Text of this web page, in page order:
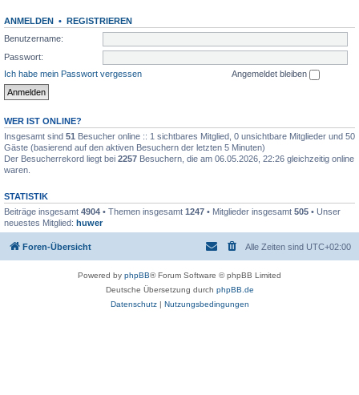
ANMELDEN • REGISTRIEREN
Benutzername:
Passwort:
Ich habe mein Passwort vergessen
Angemeldet bleiben
WER IST ONLINE?
Insgesamt sind 51 Besucher online :: 1 sichtbares Mitglied, 0 unsichtbare Mitglieder und 50
Gäste (basierend auf den aktiven Besuchern der letzten 5 Minuten)
Der Besucherrekord liegt bei 2257 Besuchern, die am 06.05.2026, 22:26 gleichzeitig online
waren.
STATISTIK
Beiträge insgesamt 4904 • Themen insgesamt 1247 • Mitglieder insgesamt 505 • Unser
neuestes Mitglied: huwer
Foren-Übersicht Alle Zeiten sind UTC+02:00
Powered by phpBB® Forum Software © phpBB Limited
Deutsche Übersetzung durch phpBB.de
Datenschutz| Nutzungsbedingungen